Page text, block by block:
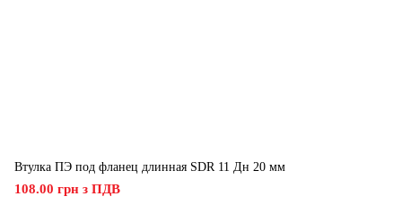
Втулка ПЭ под фланец длинная SDR 11 Дн 20 мм
108.00 грн з ПДВ